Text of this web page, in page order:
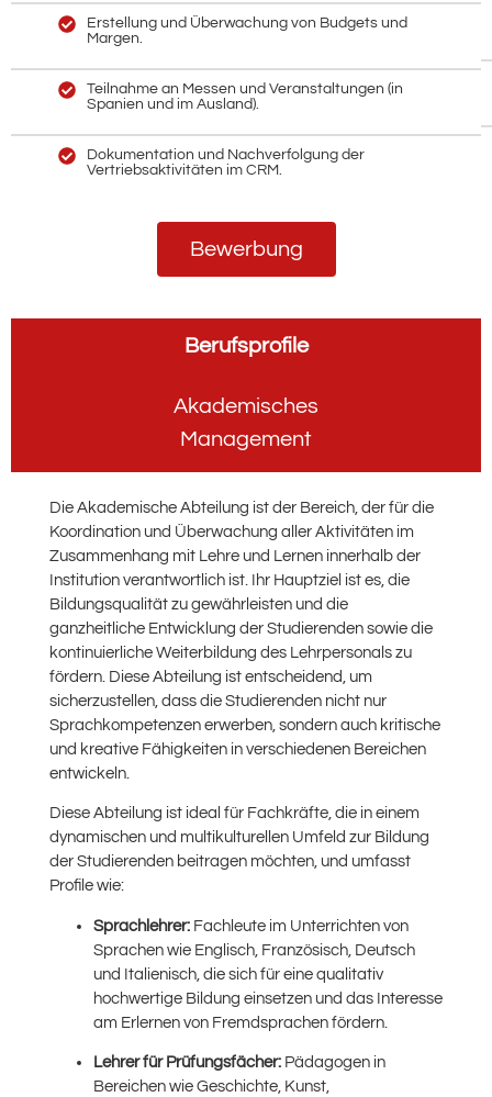
Erstellung und Überwachung von Budgets und
Margen.
Teilnahme an Messen und Veranstaltungen (in
Spanien und im Ausland).
Dokumentation und Nachverfolgung der
Vertriebsaktivitäten im CRM.
Bewerbung
Berufsprofile
Akademisches
Management
Die Akademische Abteilung ist der Bereich, der für die
Koordination und Überwachung aller Aktivitäten im
Zusammenhang mit Lehre und Lernen innerhalb der
Institution verantwortlich ist. Ihr Hauptziel ist es, die
Bildungsqualität zu gewährleisten und die
ganzheitliche Entwicklung der Studierenden sowie die
kontinuierliche Weiterbildung des Lehrpersonals zu
fördern. Diese Abteilung ist entscheidend, um
sicherzustellen, dass die Studierenden nicht nur
Sprachkompetenzen erwerben, sondern auch kritische
und kreative Fähigkeiten in verschiedenen Bereichen
entwickeln.
Diese Abteilung ist ideal für Fachkräfte, die in einem
dynamischen und multikulturellen Umfeld zur Bildung
der Studierenden beitragen möchten, und umfasst
Profile wie:
Sprachlehrer: Fachleute im Unterrichten von
Sprachen wie Englisch, Französisch, Deutsch
und Italienisch, die sich für eine qualitativ
hochwertige Bildung einsetzen und das Interesse
am Erlernen von Fremdsprachen fördern.
Lehrer für Prüfungsfächer: Pädagogen in
Bereichen wie Geschichte, Kunst,